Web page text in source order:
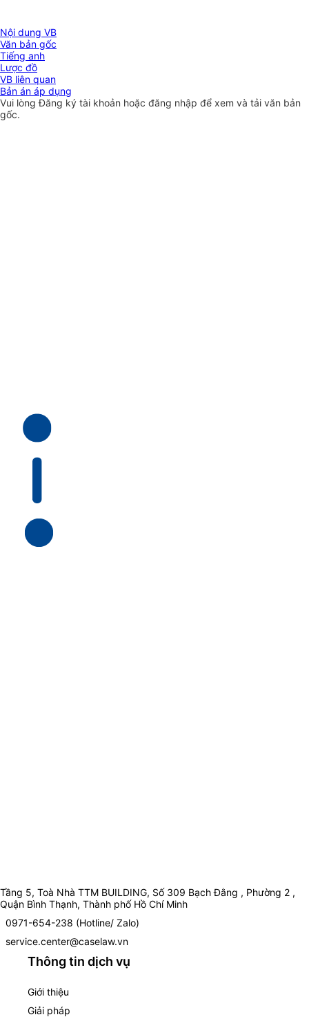
Nội dung VB
Văn bản gốc
Tiếng anh
Lược đồ
VB liên quan
Bản án áp dụng
Vui lòngĐăng ký tài khoản hoặc đăng nhập để xem và tải văn bản
gốc.
Tầng 5, Toà Nhà TTM BUILDING, Số 309 Bạch Đằng , Phường 2 ,
Quận Bình Thạnh, Thành phố Hồ Chí Minh
0971-654-238 (Hotline/ Zalo)
service.center@caselaw.vn
Thông tin dịch vụ
Giới thiệu
Giải pháp